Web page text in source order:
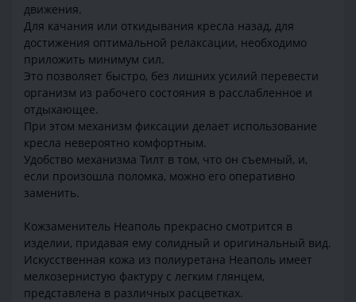
движения.
Для качания или откидывания кресла назад, для
достижения оптимальной релаксации, необходимо
приложить минимум сил.
Это позволяет быстро, без лишних усилий перевести
организм из рабочего состояния в расслабленное и
отдыхающее.
При этом механизм фиксации делает использование
кресла невероятно комфортным.
Удобство механизма Тилт в том, что он съемный, и,
если произошла поломка, можно его оперативно
заменить.
Кожзаменитель Неаполь прекрасно смотрится в
изделии, придавая ему солидный и оригинальный вид.
Искусственная кожа из полиуретана Неаполь имеет
мелкозернистую фактуру с легким глянцем,
представлена в различных расцветках.